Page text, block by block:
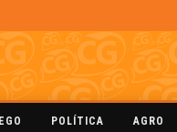
POLÍTICA AGRO